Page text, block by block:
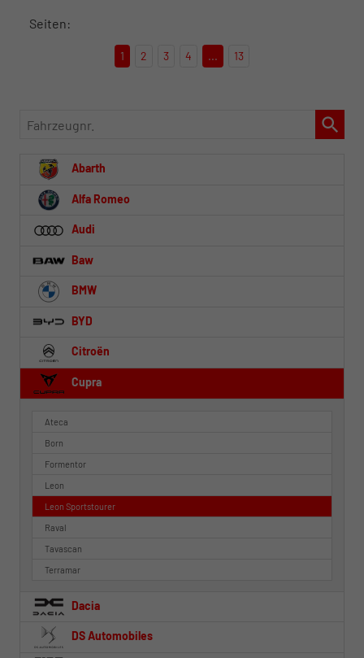
Seiten:
1 2 3 4 ... 13
Fahrzeugnr.
Abarth
Alfa Romeo
Audi
Baw
BMW
BYD
Citroën
Cupra
Ateca
Born
Formentor
Leon
Leon Sportstourer
Raval
Tavascan
Terramar
Dacia
DS Automobiles